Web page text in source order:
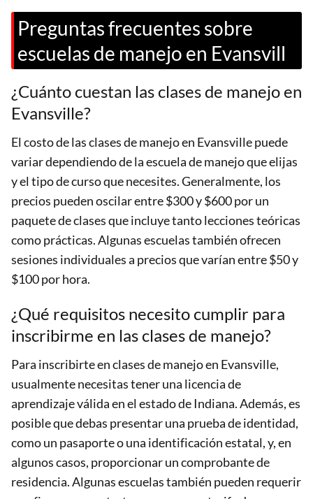
Preguntas frecuentes sobre
escuelas de manejo en Evansvill
¿Cuánto cuestan las clases de manejo en
Evansville?
El costo de las clases de manejo en Evansville puede
variar dependiendo de la escuela de manejo que elijas
y el tipo de curso que necesites. Generalmente, los
precios pueden oscilar entre $300 y $600 por un
paquete de clases que incluye tanto lecciones teóricas
como prácticas. Algunas escuelas también ofrecen
sesiones individuales a precios que varían entre $50 y
$100 por hora.
¿Qué requisitos necesito cumplir para
inscribirme en las clases de manejo?
Para inscribirte en clases de manejo en Evansville,
usualmente necesitas tener una licencia de
aprendizaje válida en el estado de Indiana. Además, es
posible que debas presentar una prueba de identidad,
como un pasaporte o una identificación estatal, y, en
algunos casos, proporcionar un comprobante de
residencia. Algunas escuelas también pueden requerir